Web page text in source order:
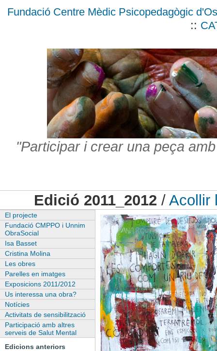
Fundació Centre Mèdic Psicopedagògic
::
"Participar i crear una peça
Edició 2011_2012 /Acollir
El projecte
Fundació CMPPO i Unnim
ObraSocial
Isa Basset
Cristina Molina
Les obres
Parelles en imatges
Exposicions 2011/2012
Us interessa una obra?
Notícies
Activitats de sensibilització
Participació amb altres
serveis de Salut Mental
Edicions anteriors